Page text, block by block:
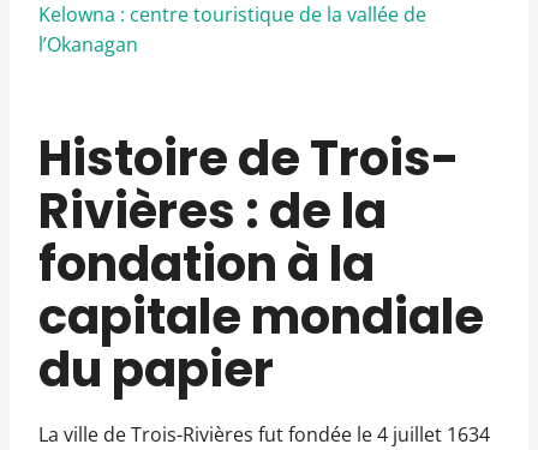
Kelowna : centre touristique de la vallée de
l’Okanagan
Histoire de Trois-
Rivières : de la
fondation à la
capitale mondiale
du papier
La ville de Trois-Rivières fut fondée le 4 juillet 1634